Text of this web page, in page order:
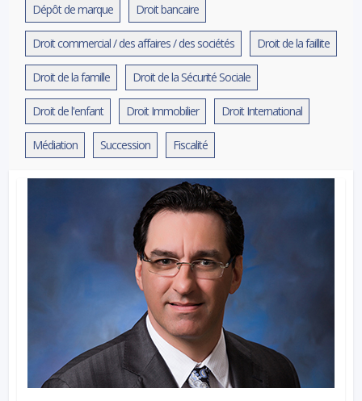
Dépôt de marque Droit bancaire
Droit commercial / des affaires / des sociétés Droit de la faillite
Droit de la famille Droit de la Sécurité Sociale
Droit de l'enfant Droit Immobilier Droit International
Médiation Succession Fiscalité